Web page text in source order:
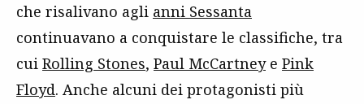
che risalivano agli anni Sessanta
continuavano a conquistare le classifiche, tra
cui Rolling Stones, Paul McCartneye Pink
Floyd. Anche alcuni dei protagonisti più